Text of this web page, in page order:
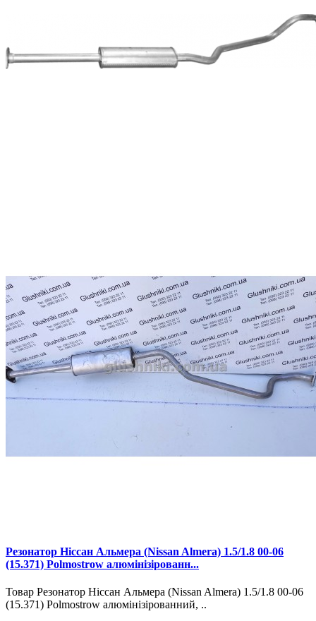
Резонатор Ніссан Альмера (Nissan Almera) 1.5/1.8 00-06
(15.371) Polmostrow алюмінізірованн...
Товар Резонатор Ніссан Альмера (Nissan Almera) 1.5/1.8 00-06
(15.371) Polmostrow алюмінізірованний, ..